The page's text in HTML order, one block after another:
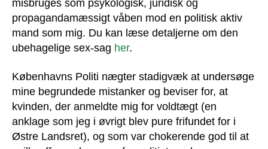
misbruges som psykologisk, juridisk og
propagandamæssigt våben mod en politisk aktiv
mand som mig. Du kan læse detaljerne om den
ubehagelige sex-sag her.
Københavns Politi nægter stadigvæk at undersøge
mine begrundede mistanker og beviser for, at
kvinden, der anmeldte mig for voldtægt (en
anklage som jeg i øvrigt blev pure frifundet for i
Østre Landsret), og som var chokerende god til at